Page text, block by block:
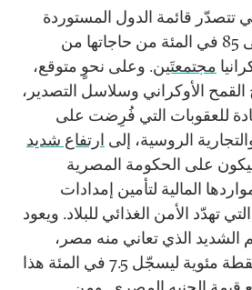
تتصدّر قائمة الدول المستوردة
للقمح في العالم، على 85 في المئة من حاجاتها من
مجتمعتَين. وعلى نحوٍ متوقع،
القمح الأوكراني وسلاسل التصدير،
للعقوبات التي فُرِضت على
الروسية، إلى ارتفاع شديد
على الحكومة المصرية
المالية لتأمين إمدادات
تهدّد الأمن الغذائي للبلاد. ويعود
الشديد الذي تعاني منه مصر،
أن يرتفع 2.3 نقطة مئوية ليسجّل 7.5 في المئة هذا